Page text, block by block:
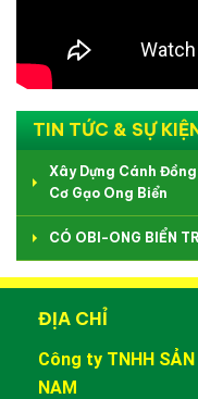
TIN TỨC & SỰ
Xây Dựng Cánh
Cơ Gạo Ong Biển
CÓ OBI-ONG BIỂN
ĐỊA CHỈ
Công ty TNHH
NAM